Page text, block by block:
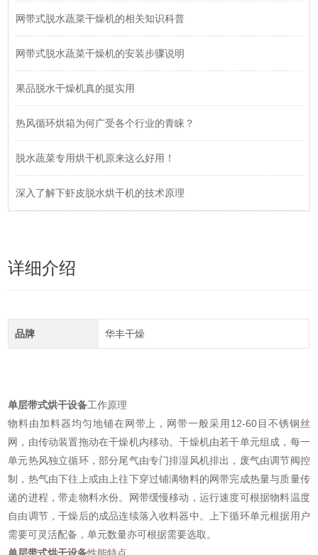
网带式脱水蔬菜干燥机的相关知识科普
网带式脱水蔬菜干燥机的安装步骤说明
果品脱水干燥机真的挺实用
热风循环烘箱为何广受各个行业的青睐？
脱水蔬菜专用烘干机原来这么好用！
深入了解下虾皮脱水烘干机的技术原理
详细介绍
品牌 华丰干燥
单层带式烘干设备工作原理
物料由加料器均匀地铺在网带上，网带一般采用12-60目不锈钢丝
网，由传动装置拖动在干燥机内移动。干燥机由若干单元组成，每一
单元热风独立循环，部分尾气由专门排湿风机排出，废气由调节阀控
制，热气由下往上或由上往下穿过铺满物料的网带完成热量与质量传
递的进程，带走物料水份。网带缓慢移动，运行速度可根据物料温度
自由调节，干燥后的成品连续落入收料器中。上下循环单元根据用户
需要可灵活配备，单元数量亦可根据需要选取。